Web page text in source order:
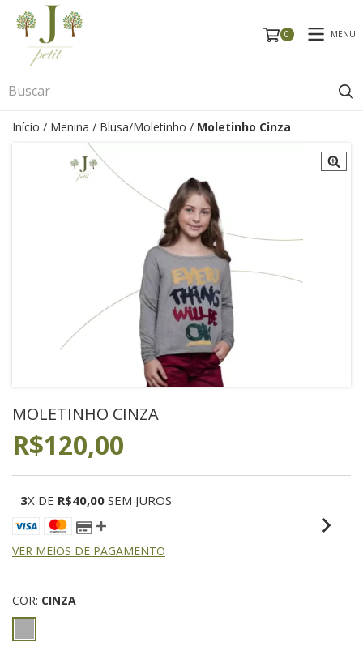
0 MENU
Início / Menina / Blusa/Moletinho / Moletinho Cinza
MOLETINHO CINZA
R$120,00
3X DE R$40,00 SEM JUROS
VER MEIOS DE PAGAMENTO
COR: CINZA